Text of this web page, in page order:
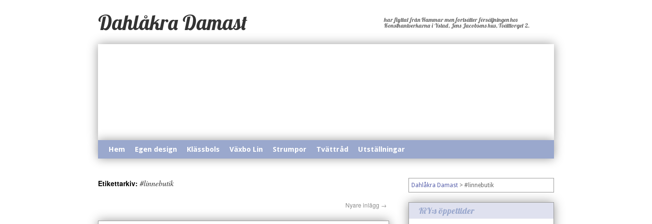
Dahlåkra Damast
har flyttat från Hammar men fortsätter försäljningen hos
Konsthantverkarna i Ystad, Jens Jacobsens hus, Tvätttorget 2.
Hem Egen design Klässbols Växbo Lin Strumpor Tvättråd Utställningar
Etikettarkiv: #linnebutik
Nyare inlägg →
Dahlåkra Damast > #linnebutik
KiY:s öppettider